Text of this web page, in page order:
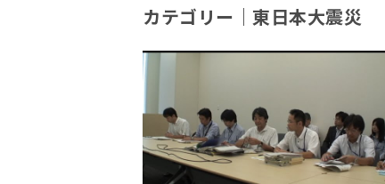
カテゴリー｜東日本大震災